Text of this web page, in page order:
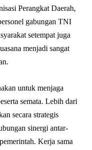
Perangkat Daerah,
gabungan TNI
setempat juga
menjadi sangat
untuk menjaga
semata. Lebih dari
secara strategis
sinergi antar-
Kerja sama